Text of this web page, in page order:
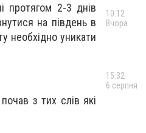
протягом 2-3 днів
на південь в
необхідно уникати
з тих слів які
10:12
Вчора
15:32
6 серпня